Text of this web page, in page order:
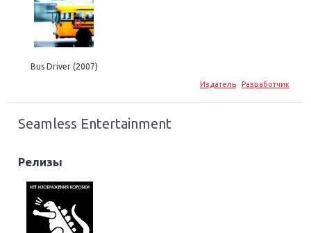
Bus Driver (2007)
Издатель Разработчик
Seamless Entertainment
Релизы